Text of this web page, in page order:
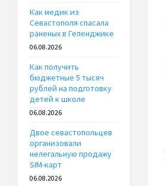
Как медик из
Севастополя спасала
раненых в Геленджике
06.08.2026
Как получить
бюджетные 5 тысяч
рублей на подготовку
детей к школе
06.08.2026
Двое севастопольцев
организовали
нелегальную продажу
SIM-карт
06.08.2026